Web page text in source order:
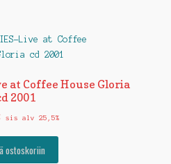
at Coffee House Gloria
2001
sis alv 25,5%
ostoskoriin